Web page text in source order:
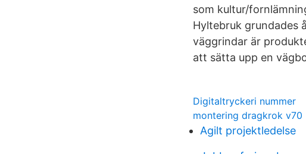
som kultur/
Hyltebruk grundades
väggrindar är
att sätta upp en
Digitaltryckeri nummer
montering dragkrok v70
Agilt projektledelse